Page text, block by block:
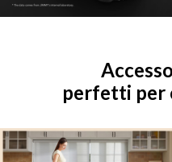
perfetti per